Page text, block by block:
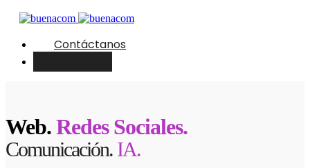
Contáctanos
Web.Redes Sociales.
Comunicación. IA.